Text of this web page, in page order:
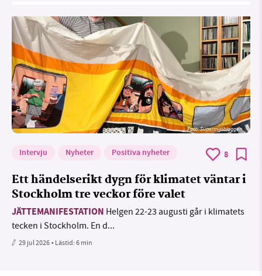
Foto: Supermijöbloggen
Intervju Nyheter Positiva nyheter 8
Ett händelserikt dygn för klimatet väntar i
Stockholm tre veckor före valet
JÄTTEMANIFESTATION Helgen 22-23 augusti går i klimatets
tecken i Stockholm. En d...
29 jul 2026• Lästid:6 min